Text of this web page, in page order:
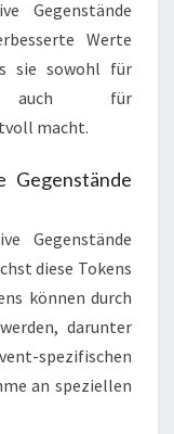
Gegenstände
Werte
sie sowohl für
auch für
macht.
Gegenstände
Gegenstände
diese Tokens
können durch
darunter
spezifischen
an speziellen